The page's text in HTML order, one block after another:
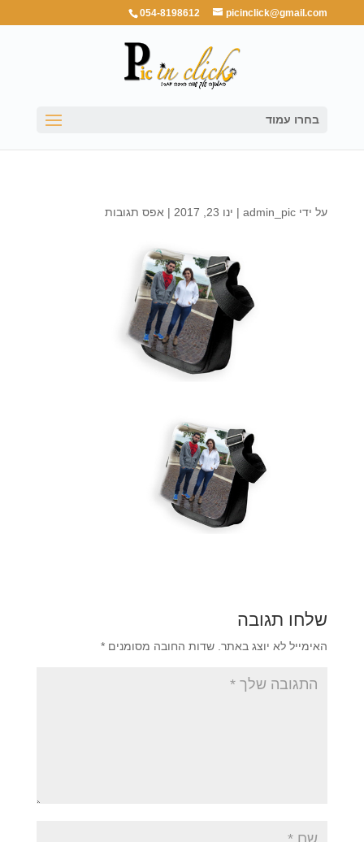
054-8198612 picinclick@gmail.com
בחרו עמוד
על ידי admin_pic
| ינו 23, 2017 | אפס תגובות
שלחו תגובה
האימייל לא יוצג באתר. שדות החובה מסומנים *